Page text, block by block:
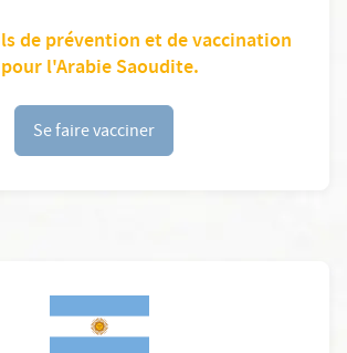
de prévention et de vaccination
pour l'Arabie Saoudite.
Se faire vacciner